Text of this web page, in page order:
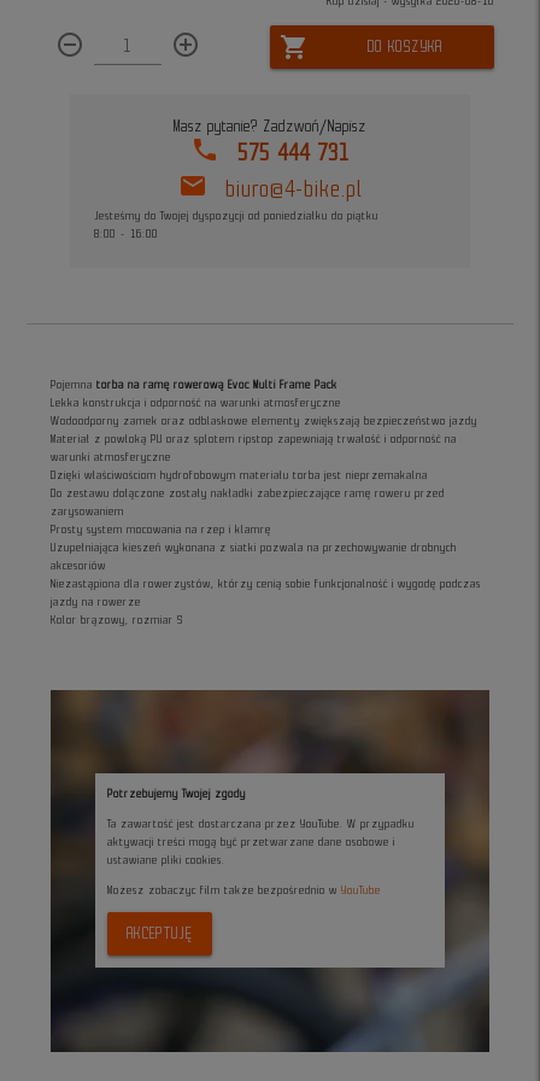
remove_circle_outline add_circle_outline shopping_cart DO KOSZYKA
Masz pytanie? Zadzwoń/Napisz
phone 575 444 731
mail biuro@4-bike.pl
Jesteśmy do Twojej dyspozycji od poniedziałku do piątku
8:00 - 16:00
Pojemnatorba na ramę rowerową Evoc Multi Frame Pack
Lekka konstrukcja i odporność na warunki atmosferyczne
Wodoodporny zamek oraz odblaskowe elementy zwiększają bezpieczeństwo jazdy
Materiał z powłoką PU oraz splotem ripstop zapewniają trwałość i odporność na
warunki atmosferyczne
Dzięki właściwościom hydrofobowym materiału torba jest nieprzemakalna
Do zestawu dołączone zostały nakładki zabezpieczające ramę roweru przed
zarysowaniem
Prosty system mocowania na rzep i klamrę
Uzupełniająca kieszeń wykonana z siatki pozwala na przechowywanie drobnych
akcesoriów
Niezastąpiona dla rowerzystów, którzy cenią sobie funkcjonalność i wygodę podczas
jazdy na rowerze
Kolor brązowy, rozmiar S
Potrzebujemy Twojej zgody
Ta zawartość jest dostarczana przez YouTube. W przypadku
aktywacji treści mogą być przetwarzane dane osobowe i
ustawiane pliki cookies.
Możesz zobaczyc film także bezpośrednio w YouTube
AKCEPTUJĘ